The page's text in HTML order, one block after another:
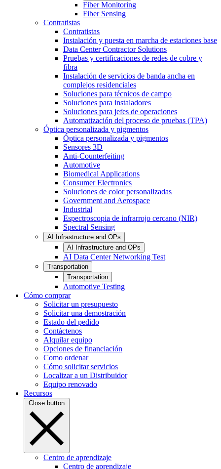
Fiber Monitoring
Fiber Sensing
Contratistas
Contratistas
Instalación y puesta en marcha de estaciones base
Data Center Contractor Solutions
Pruebas y certificaciones de redes de cobre y
fibra
Instalación de servicios de banda ancha en
complejos residenciales
Soluciones para técnicos de campo
Soluciones para instaladores
Soluciones para jefes de operaciones
Automatización del proceso de pruebas (TPA)
Óptica personalizada y pigmentos
Óptica personalizada y pigmentos
Sensores 3D
Anti-Counterfeiting
Automotive
Biomedical Applications
Consumer Electronics
Soluciones de color personalizadas
Government and Aerospace
Industrial
Espectroscopia de infrarrojo cercano (NIR)
Spectral Sensing
AI Infrastructure and OPs
AI Infrastructure and OPs
AI Data Center Networking Test
Transportation
Transportation
Automotive Testing
Cómo comprar
Solicitar un presupuesto
Solicitar una demostración
Estado del pedido
Contáctenos
Alquilar equipo
Opciones de financiación
Como ordenar
Cómo solicitar servicios
Localizar a un Distribuidor
Equipo renovado
Recursos
Close button
Centro de aprendizaje
Centro de aprendizaje